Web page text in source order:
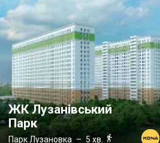
ЖК Лузанівський
Парк
Парк Лузановка – 5 хв. 